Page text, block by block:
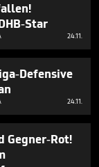
Star
24.11.
Defensive
24.11.
Gegner-Rot!